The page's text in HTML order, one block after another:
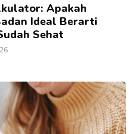
Apakah
Ideal Berarti
Sehat